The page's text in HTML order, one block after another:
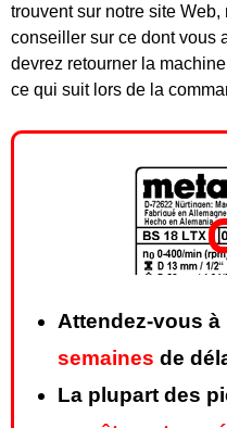
trouvent sur notre site
conseiller sur ce dont vous
devrez retourner la
ce qui suit lors de la
Attendez-vous à
semaines de
La plupart des